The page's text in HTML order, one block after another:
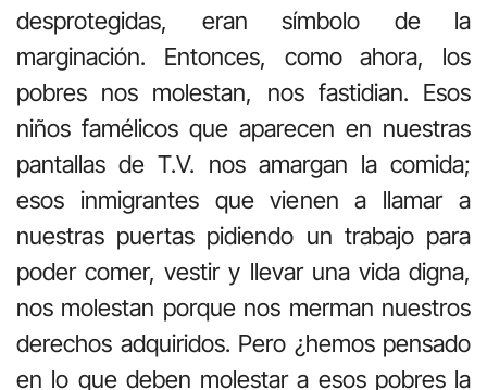
desprotegidas, eran símbolo de la
marginación. Entonces, como ahora, los
pobres nos molestan, nos fastidian. Esos
niños famélicos que aparecen en nuestras
pantallas de T.V. nos amargan la comida;
esos inmigrantes que vienen a llamar a
nuestras puertas pidiendo un trabajo para
poder comer, vestir y llevar una vida digna,
nos molestan porque nos merman nuestros
derechos adquiridos. Pero ¿hemos pensado
en lo que deben molestar a esos pobres la